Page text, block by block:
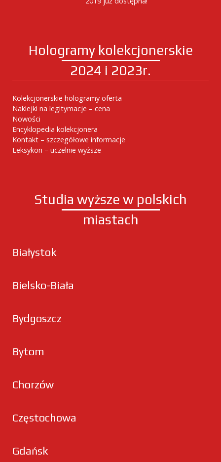
Hologramy kolekcjonerskie
2024 i 2023r.
Kolekcjonerskie hologramy oferta
Naklejki na legitymacje – cena
Nowości
Encyklopedia kolekcjonera
Kontakt – szczegółowe informacje
Leksykon – uczelnie wyższe
Studia wyższe w polskich
miastach
Białystok
Bielsko-Biała
Bydgoszcz
Bytom
Chorzów
Częstochowa
Gdańsk